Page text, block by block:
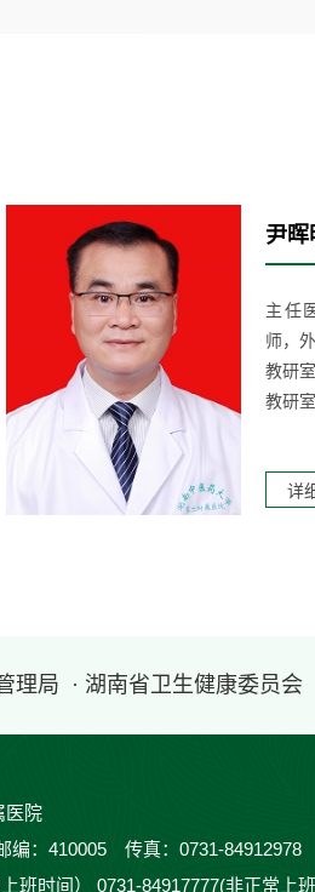
尹晖
主任
师，
教研
教研
详
理局 · 湖南省卫生健康委员会
医院
编：410005 传真：0731-84912978
班时间） 0731-84917777(非正常